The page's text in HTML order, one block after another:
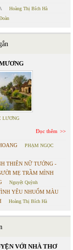
Hoàng Thị Bích Hà
LƯƠNG
Đọc thêm
PHẠM NGỌC
THIÊN NỮ TƯỚNG -
MẸ TRẦM MÌNH
Nguyệt Quỳnh
YÊU NHUỐM MÀU
Hoàng Thị Bích Hà
VỚI NHÀ THƠ